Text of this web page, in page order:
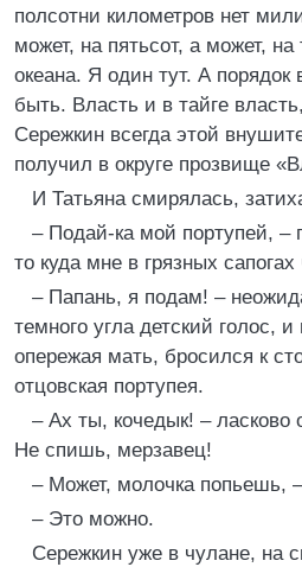
полсотни километров нет
может, на пятьсот, а может,
океана. Я один тут. А порядок
быть. Власть и в тайге
Сережкин всегда этой
получил в округе прозвище
И Татьяна смирялась,
– Подай-ка мой портупей, –
то куда мне в грязных сапогах
– Папань, я подам! –
темного угла детский голос,
опережая мать, бросился к
отцовская портупея.
– Ах ты, кочедык! – ласково
Не спишь, мерзавец!
– Может, молочка попьешь,
– Это можно.
Сережкин уже в чулане, на